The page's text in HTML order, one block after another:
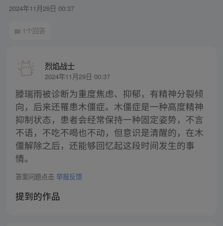
2024年11月29日 00:37
1个回答
烈焰战士
2024年11月29日 00:37
滕瑞雨被诊断为重度焦虑、抑郁，有精神分裂倾
向，后来还罹患木僵症。木僵症是一种高度精神
抑制状态，患者会经常保持一种固定姿势，不言
不语，不吃不喝也不动，但意识是清醒的，在木
僵解除之后，还能够回忆起这段时间发生的事
情。
答案问题点击 举报反馈
提到的作品